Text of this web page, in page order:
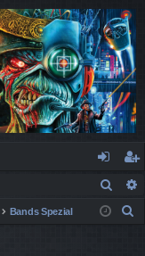
n
m
eg
ist
Bands Spezial